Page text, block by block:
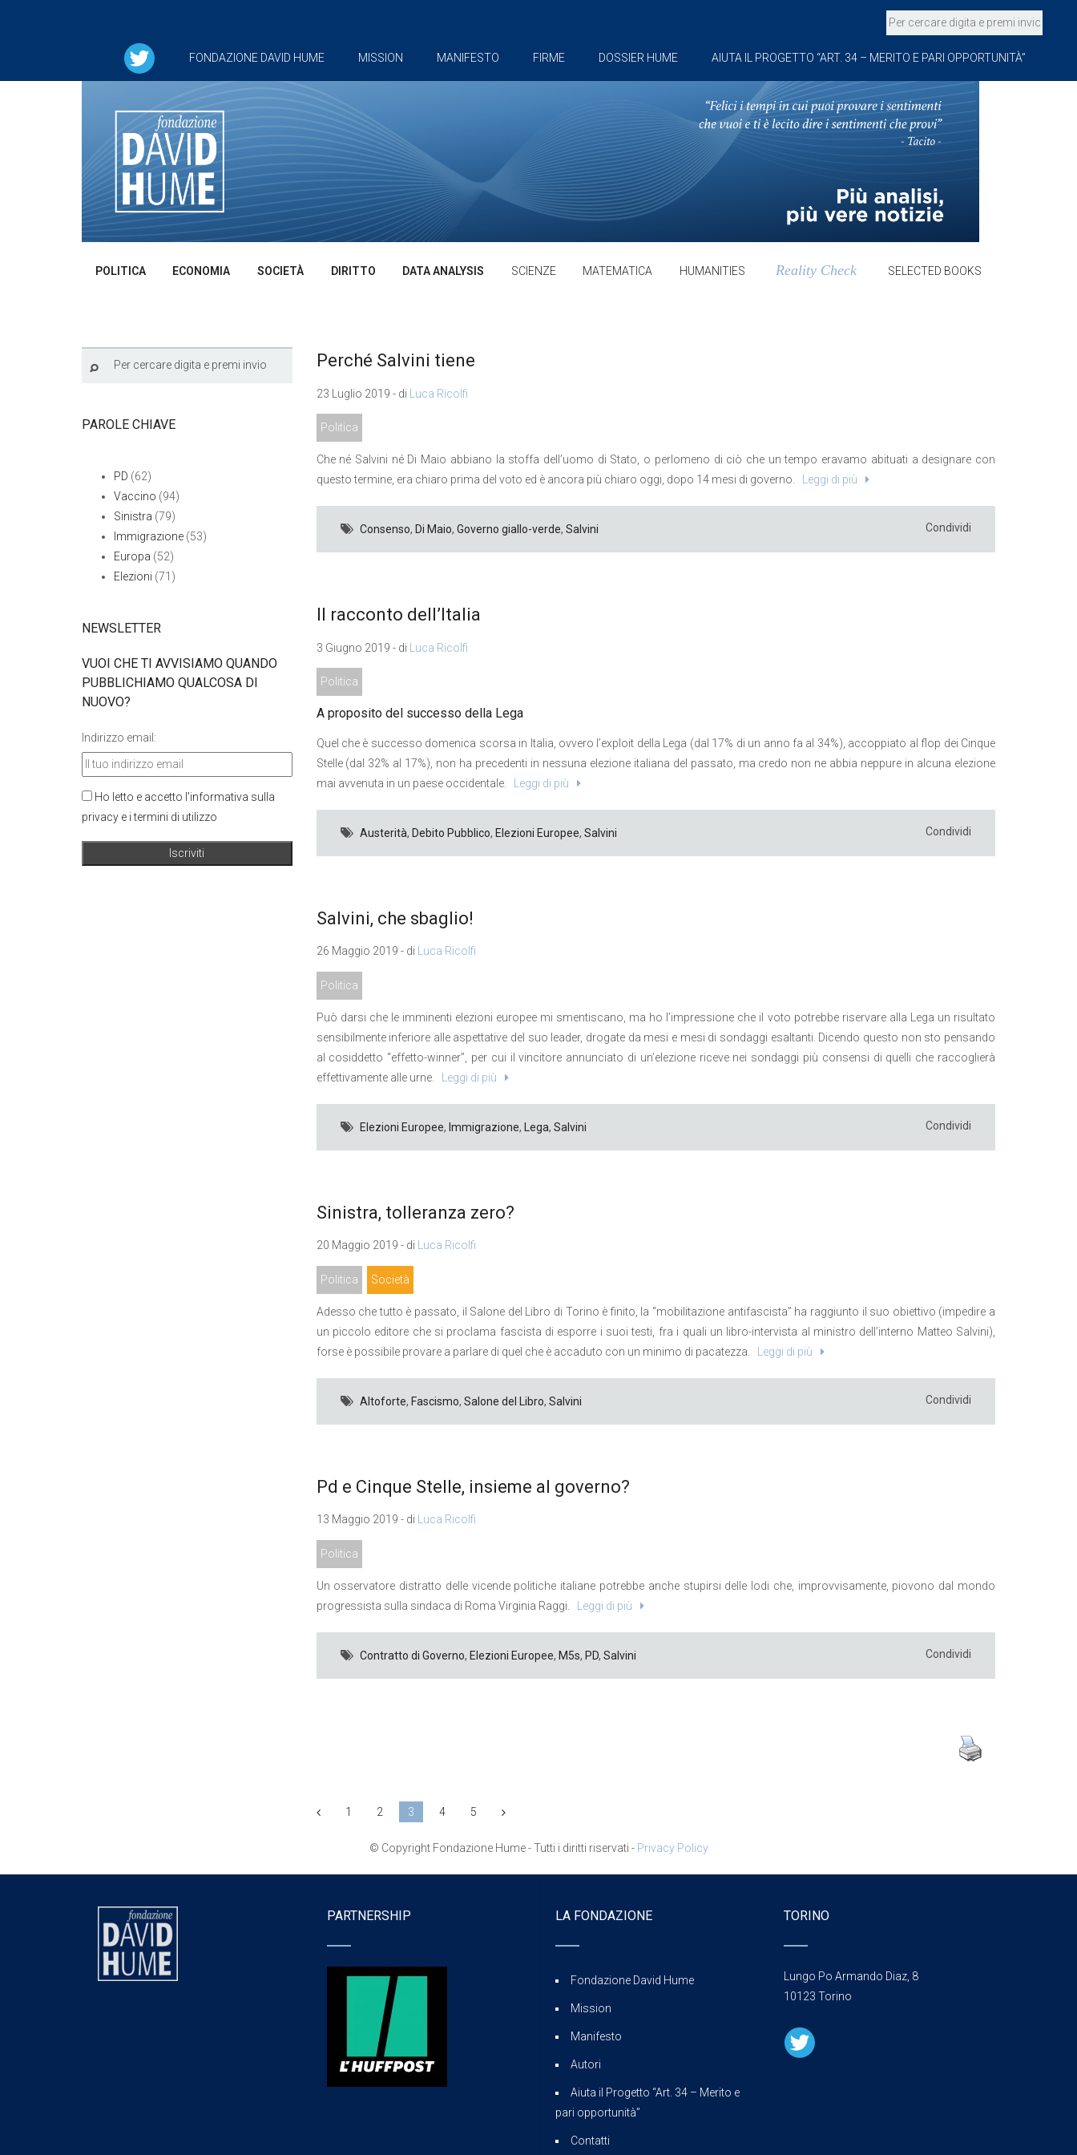
FONDAZIONE DAVID HUME MISSION MANIFESTO FIRME DOSSIER HUME AIUTA IL PROGETTO “ART. 34 – MERITO E PARI OPPORTUNITÀ”
POLITICA ECONOMIA SOCIETÀ DIRITTO DATA ANALYSIS SCIENZE MATEMATICA HUMANITIES Reality Check SELECTED BOOKS
Perché Salvini tiene
23 Luglio 2019 - di Luca Ricolfi
Politica
Che né Salvini né Di Maio abbiano la stoffa dell’uomo di Stato, o perlomeno di ciò che un tempo eravamo abituati a designare con
questo termine, era chiaro prima del voto ed è ancora più chiaro oggi, dopo 14 mesi di governo.
Leggi di più
Consenso, Di Maio, Governo giallo-verde, Salvini Condividi
Il racconto dell’Italia
3 Giugno 2019 - di Luca Ricolfi
Politica
A proposito del successo della Lega
Quel che è successo domenica scorsa in Italia, ovvero l’exploit della Lega (dal 17% di un anno fa al 34%), accoppiato al flop dei Cinque
Stelle (dal 32% al 17%), non ha precedenti in nessuna elezione italiana del passato, ma credo non ne abbia neppure in alcuna elezione
mai avvenuta in un paese occidentale.
Leggi di più
Austerità, Debito Pubblico, Elezioni Europee, Salvini Condividi
Salvini, che sbaglio!
26 Maggio 2019 - di Luca Ricolfi
Politica
Può darsi che le imminenti elezioni europee mi smentiscano, ma ho l’impressione che il voto potrebbe riservare alla Lega un risultato
sensibilmente inferiore alle aspettative del suo leader, drogate da mesi e mesi di sondaggi esaltanti. Dicendo questo non sto pensando
al cosiddetto “effetto-winner”, per cui il vincitore annunciato di un’elezione riceve nei sondaggi più consensi di quelli che raccoglierà
effettivamente alle urne.
Leggi di più
Elezioni Europee, Immigrazione, Lega, Salvini Condividi
Sinistra, tolleranza zero?
20 Maggio 2019 - di Luca Ricolfi
Politica Società
Adesso che tutto è passato, il Salone del Libro di Torino è finito, la “mobilitazione antifascista” ha raggiunto il suo obiettivo (impedire a
un piccolo editore che si proclama fascista di esporre i suoi testi, fra i quali un libro-intervista al ministro dell’interno Matteo Salvini),
forse è possibile provare a parlare di quel che è accaduto con un minimo di pacatezza.
Leggi di più
Altoforte, Fascismo, Salone del Libro, Salvini Condividi
Pd e Cinque Stelle, insieme al governo?
13 Maggio 2019 - di Luca Ricolfi
Politica
Un osservatore distratto delle vicende politiche italiane potrebbe anche stupirsi delle lodi che, improvvisamente, piovono dal mondo
progressista sulla sindaca di Roma Virginia Raggi.
Leggi di più
Contratto di Governo, Elezioni Europee, M5s, PD, Salvini Condividi
1 2 3 4 5
PAROLE CHIAVE
PD (62)
Vaccino (94)
Sinistra (79)
Immigrazione (53)
Europa (52)
Elezioni (71)
NEWSLETTER
VUOI CHE TI AVVISIAMO QUANDO
PUBBLICHIAMO QUALCOSA DI
NUOVO?
Indirizzo email:
Ho letto e accetto l'informativa sulla
privacy e i termini di utilizzo
© Copyright Fondazione Hume - Tutti i diritti riservati - Privacy Policy
PARTNERSHIP LA FONDAZIONE
Fondazione David Hume
Mission
Manifesto
Autori
Aiuta il Progetto “Art. 34 – Merito e
pari opportunità”
Contatti
TORINO
Lungo Po Armando Diaz, 8
10123 Torino